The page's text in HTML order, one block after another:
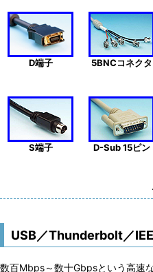
D端子 5BNCコネクタ
S端子 D-Sub 15ピン
USB／Thunderbolt／
数百Mbps～数十Gbpsという高速